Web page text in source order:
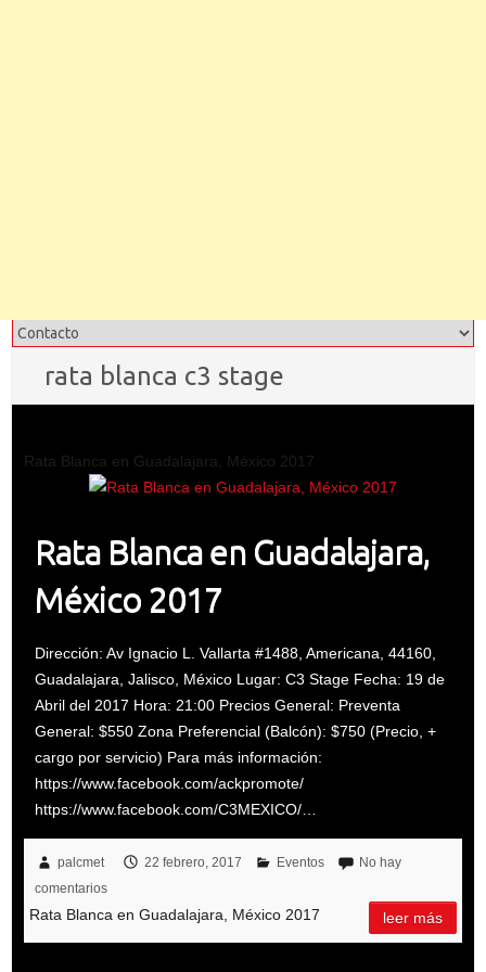
rata blanca c3 stage
Rata Blanca en Guadalajara, México 2017
Rata Blanca en Guadalajara,
México 2017
Dirección: Av Ignacio L. Vallarta #1488, Americana, 44160,
Guadalajara, Jalisco, México Lugar: C3 Stage Fecha: 19 de
Abril del 2017 Hora: 21:00 Precios General: Preventa
General: $550 Zona Preferencial (Balcón): $750 (Precio, +
cargo por servicio) Para más información:
https://www.facebook.com/ackpromote/
https://www.facebook.com/C3MEXICO/…
palcmet 22 febrero, 2017 Eventos
No hay
comentarios
Rata Blanca en Guadalajara, México 2017 leer más